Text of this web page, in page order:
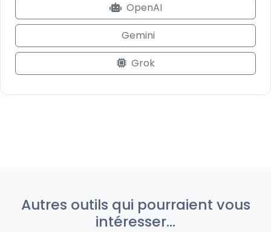
OpenAI
Gemini
Grok
Autres outils qui pourraient vous
intéresser...